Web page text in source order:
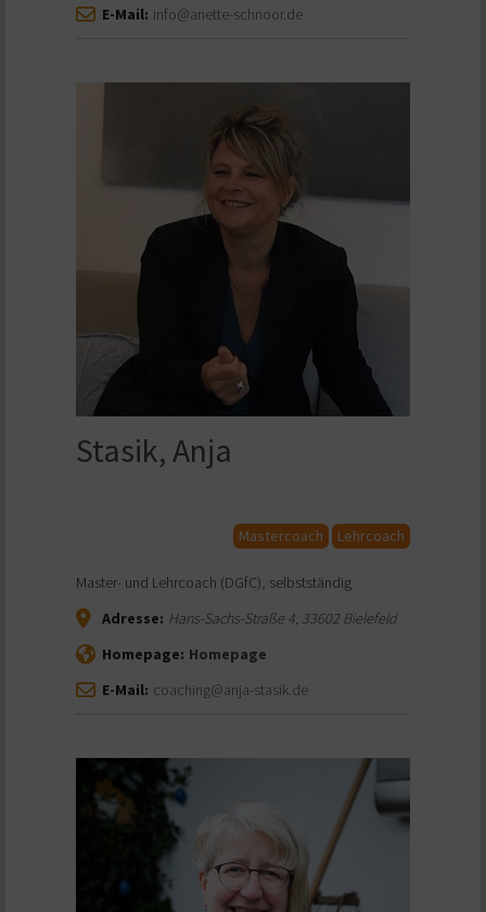
E-Mail: info@anette-schnoor.de
Stasik, Anja
Mastercoach Lehrcoach
Master- und Lehrcoach (DGfC), selbstständig
Adresse: Hans-Sachs-Straße 4, 33602 Bielefeld
Homepage: Homepage
E-Mail: coaching@anja-stasik.de